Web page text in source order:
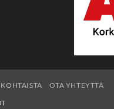
OTA YHTEYTTÄ